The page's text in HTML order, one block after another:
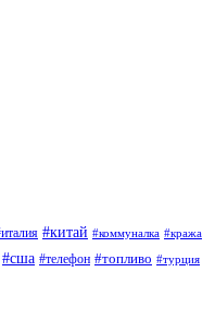
#китай #коммуналка #кража
#сша #телефон #топливо #турция